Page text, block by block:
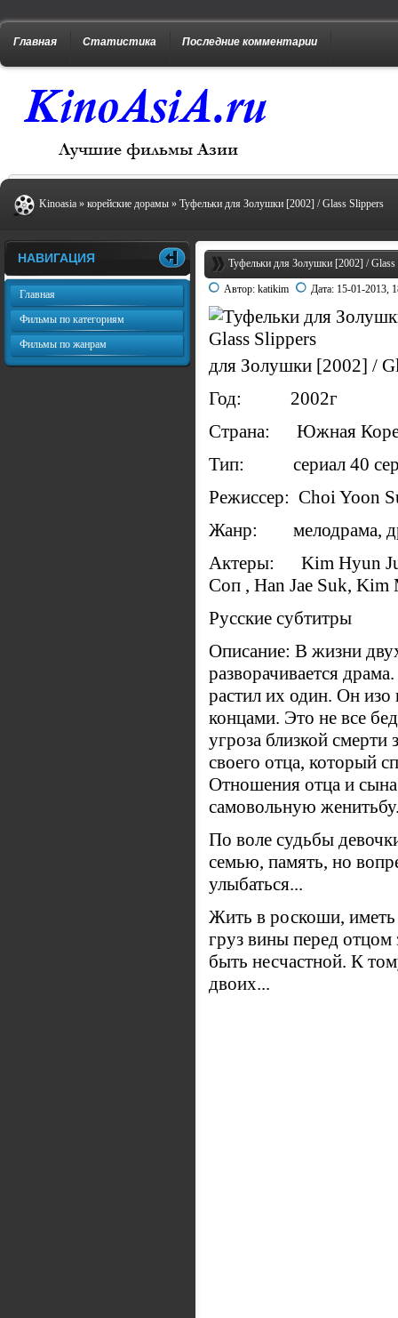
Главная Статистика Последние комментарии
Kinoasia » корейские дорамы » Туфельки для Золушки [2002] / Glass Slippers
Туфельки для Золушки [2002] / Glass
Автор: katikim Дата: 15-01-2013,
для Золушки [2002] /
Год: 2002г
Страна: Южная
Тип: сериал 40
Режиссер: Choi Yoon
Жанр: мелодрама,
Актеры: Kim Hyun
Соп , Han Jae Suk,
Русские субтитры
Описание: В жизни
разворачивается
растил их один. Он изо
концами. Это не все
угроза близкой смерти
своего отца, который
Отношения отца и
самовольную
По воле судьбы
семью, память, но
улыбаться...
Жить в роскоши, иметь
груз вины перед
быть несчастной. К
двоих...
НАВИГАЦИЯ
Главная
Фильмы по категориям
Фильмы по жанрам